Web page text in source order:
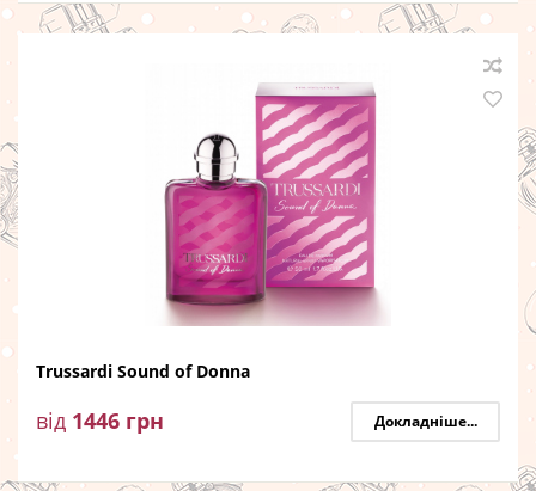
Trussardi Sound of Donna
від 1446 грн Докладніше...